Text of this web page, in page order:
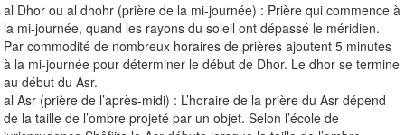
al Dhor ou al dhohr (prière de la mi-journée) : Prière qui commence à
la mi-journée, quand les rayons du soleil ont dépassé le méridien.
Par commodité de nombreux horaires de prières ajoutent 5 minutes
à la mi-journée pour déterminer le début de Dhor. Le dhor se termine
au début du Asr.
al Asr (prière de l’après-midi) : L’horaire de la prière du Asr dépend
de la taille de l’ombre projeté par un objet. Selon l’école de